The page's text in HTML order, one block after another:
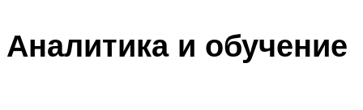
Аналитика и обучение